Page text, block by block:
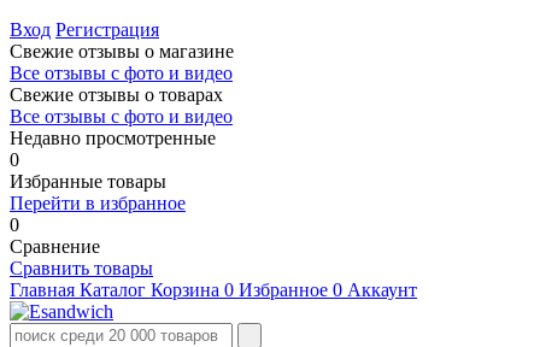
Вход Регистрация
Свежие отзывы о магазине
Все отзывы с фото и видео
Свежие отзывы о товарах
Все отзывы c фото и видео
Недавно просмотренные
0
Избранные товары
Перейти в избранное
0
Сравнение
Сравнить товары
Главная Каталог Корзина 0 Избранное 0 Аккаунт